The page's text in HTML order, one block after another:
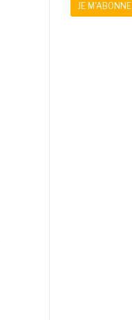
JE M'ABONNE